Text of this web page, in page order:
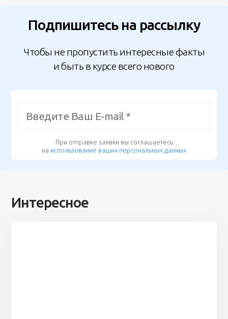
Подпишитесь на рассылку
Чтобы не пропустить интересные факты
и быть в курсе всего нового
При отправке заявки вы соглашаетесь
на использование ваших персональных данных
Интересное